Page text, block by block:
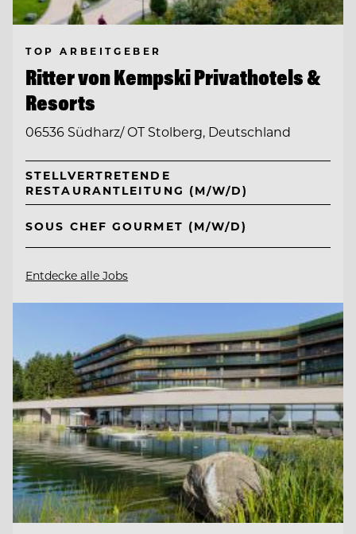
TOP ARBEITGEBER
Ritter von Kempski Privathotels &
Resorts
06536 Südharz/ OT Stolberg, Deutschland
STELLVERTRETENDE
RESTAURANTLEITUNG (M/W/D)
SOUS CHEF GOURMET (M/W/D)
Entdecke alle Jobs